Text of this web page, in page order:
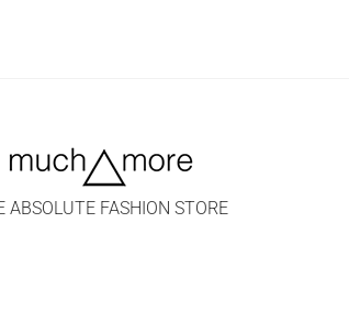
ABSOLUTE FASHION STORE